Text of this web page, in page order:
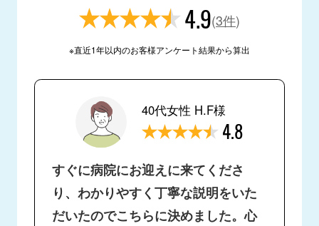
4.9(3件)
※直近1年以内のお客様アンケート結果から算出
40代女性 H.F様
4.8
すぐに病院にお迎えに来てくださ
り、わかりやすく丁寧な説明をいた
だいたのでこちらに決めました。心